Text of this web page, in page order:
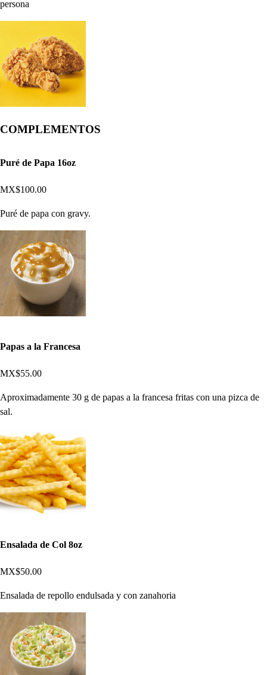
persona
COMPLEMENTOS
Puré de Papa 16oz
MX$100.00
Puré de papa con gravy.
Papas a la Francesa
MX$55.00
Aproximadamente 30 g de papas a la francesa fritas con una pizca de
sal.
Ensalada de Col 8oz
MX$50.00
Ensalada de repollo endulsada y con zanahoria